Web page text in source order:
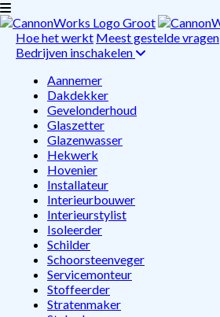
Hoe het werkt Meest gestelde vragen
Bedrijven inschakelen
Aannemer
Dakdekker
Gevelonderhoud
Glaszetter
Glazenwasser
Hekwerk
Hovenier
Installateur
Interieurbouwer
Interieurstylist
Isoleerder
Schilder
Schoorsteenveger
Servicemonteur
Stoffeerder
Stratenmaker